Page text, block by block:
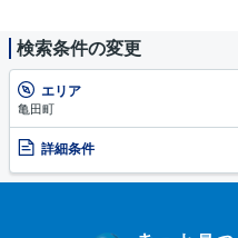
検索条件の変更
エリア
亀田町
詳細条件